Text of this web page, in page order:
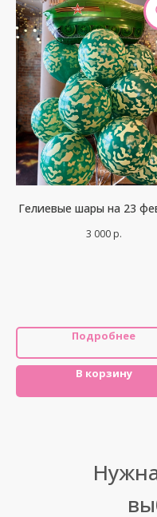
Гелиевые шары на 23
3 000 р.
Подробнее
В корзину